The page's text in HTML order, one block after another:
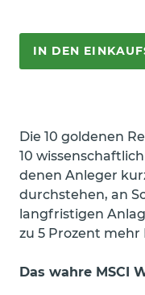
IN DEN
Die 10 goldenen
10
denen Anleger
durchstehen, an
langfristigen
zu 5 Prozent mehr
Das wahre MSCI